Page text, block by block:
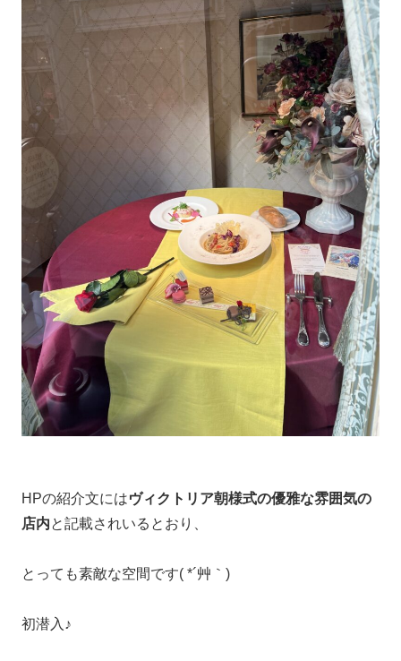
HPの紹介文にはヴィクトリア朝様式の優雅な雰囲気の
店内と記載されいるとおり、
とっても素敵な空間です( *´艸｀)
初潜入♪